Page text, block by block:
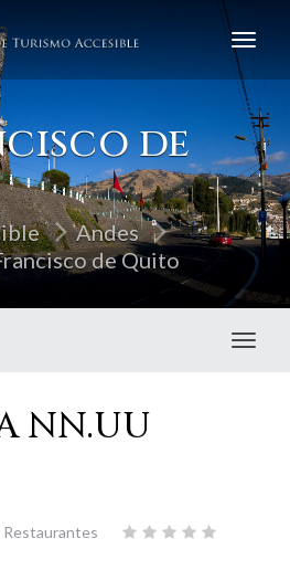
de
Andes
de Quito
NN.UU
Restaurantes